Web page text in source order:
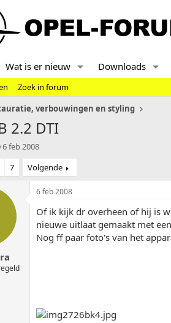
Wat is er nieuw Downloads
Zoek in forum
verbouwingen en styling
2.2 DTI
S
r
t
m
6 feb 2008
7 Volgende
6 feb 2008
Of ik kijk dr overheen of hij is
nieuwe uitlaat gemaakt met
Nog ff paar foto's van het